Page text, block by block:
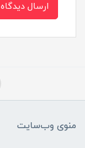
ارسال دیدگاه
منوی وب‌سایت